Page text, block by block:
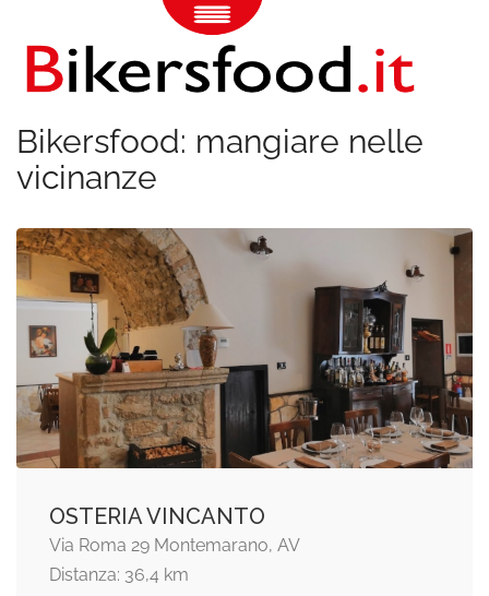
Bikersfood: mangiare nelle
vicinanze
OSTERIA VINCANTO
Via Roma 29 Montemarano, AV
Distanza: 36,4 km